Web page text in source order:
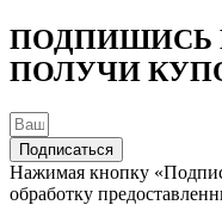
ПОДПИШИСЬ
ПОЛУЧИ
Подписаться
Нажимая кнопку
обработку